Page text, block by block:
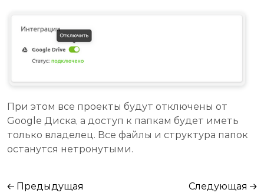
При этом все проекты будут отключены от
Google Диска, а доступ к папкам будет иметь
только владелец. Все файлы и структура папок
останутся нетронутыми.
Предыдущая Следующая